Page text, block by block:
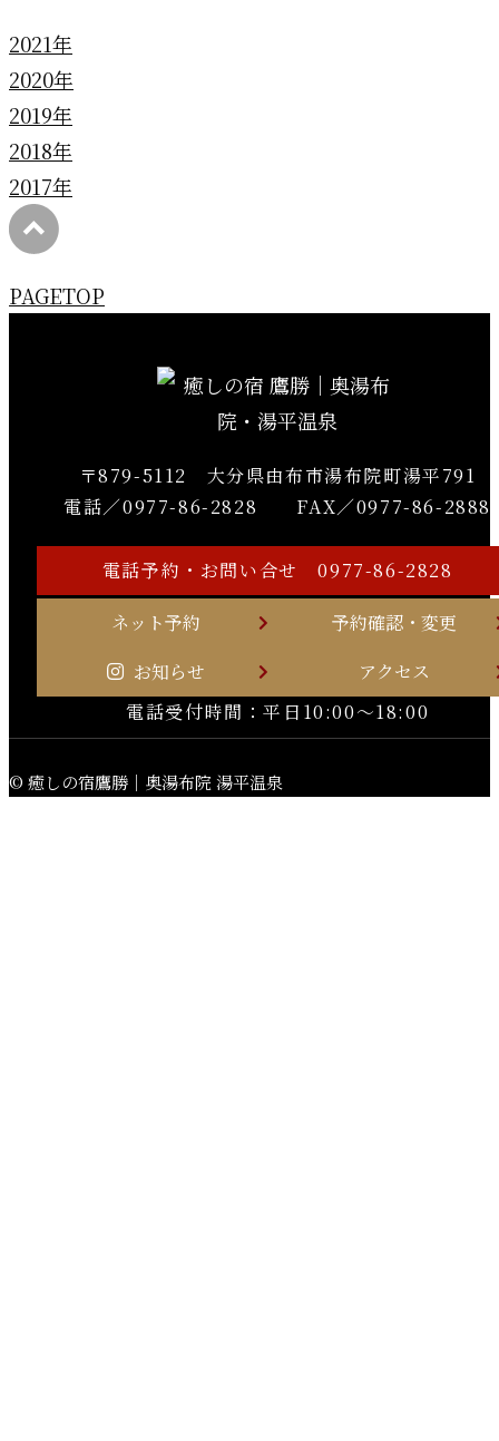
2021年
2020年
2019年
2018年
2017年
PAGETOP
〒879-5112 大分県由布市湯布院町湯平791
電話／0977-86-2828 FAX／0977-86-2888
電話予約・お問い合せ 0977-86-2828
ネット予約
予約確認・変更
お知らせ
アクセス
電話受付時間：平日10:00～18:00
© 癒しの宿鷹勝｜奥湯布院 湯平温泉